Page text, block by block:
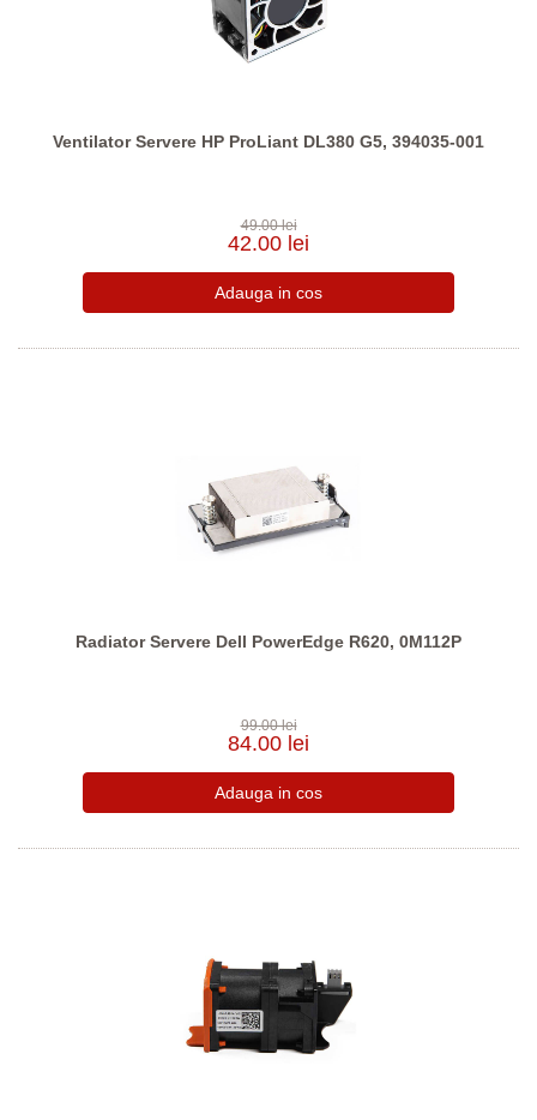
Ventilator Servere HP ProLiant DL380 G5, 394035-001
49.00 lei
42.00 lei
Radiator Servere Dell PowerEdge R620, 0M112P
99.00 lei
84.00 lei